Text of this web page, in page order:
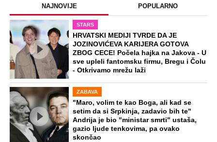
NAJNOVIJE POPULARNO
STARS
HRVATSKI MEDIJI TVRDE DA JE
JOZINOVIĆEVA KARIJERA GOTOVA
ZBOG CECE! Počela hajka na Jakova - U
sve upleli fantomsku firmu, Bregu i Čolu
- Otkrivamo mrežu laži
ZABAVA
"Maro, volim te kao Boga, ali kad se
setim da si Srpkinja, zadavio bih te"
Andrija je bio "ministar smrti" ustaša,
gazio ljude tenkovima, pa ovako
skončao